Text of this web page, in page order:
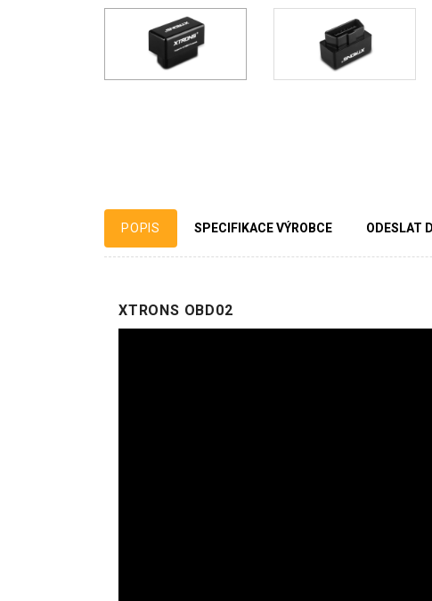
POPIS SPECIFIKACE VÝROBCE ODESLAT
XTRONS OBD02